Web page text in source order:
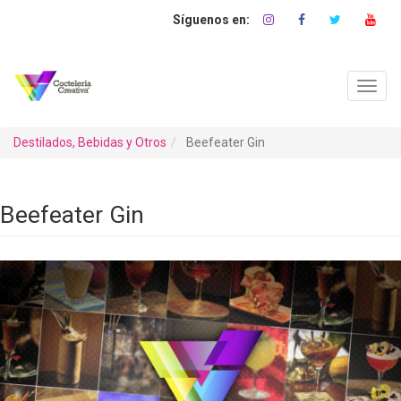
Destilados, Bebidas y Otros Beefeater Gin
Beefeater Gin